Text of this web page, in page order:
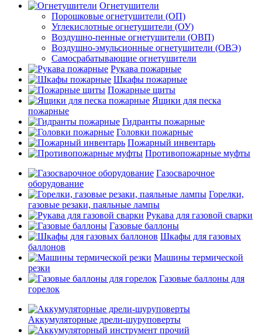
Огнетушители
Порошковые огнетушители (ОП)
Углекислотные огнетушители (ОУ)
Воздушно-пенные огнетушители (ОВП)
Воздушно-эмульсионные огнетушители (ОВЭ)
Самосрабатывающие огнетушители
Рукава пожарные
Шкафы пожарные
Пожарные щиты
Ящики для песка
пожарные
Гидранты пожарные
Головки пожарные
Пожарный инвентарь
Противопожарные муфты
Газосварочное
оборудование
Горелки,
газовые резаки, паяльные лампы
Рукава для газовой сварки
Газовые баллоны
Шкафы для газовых
баллонов
Машины термической
резки
Газовые баллоны для
горелок
Аккумуляторные дрели-шуруповерты